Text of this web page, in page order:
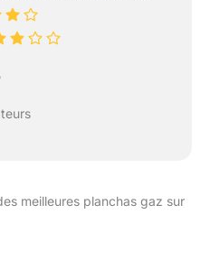
meilleures planchas gaz sur